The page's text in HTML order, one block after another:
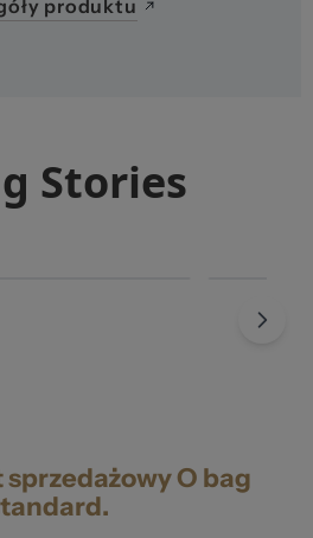
sprzedażowy O bag
produktu